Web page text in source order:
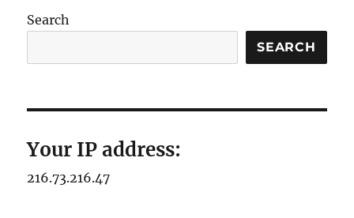
Search
SEARCH
Your IP address:
216.73.216.47